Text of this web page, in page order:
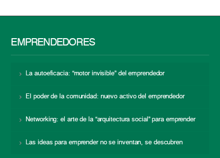
EMPRENDEDORES
La autoeficacia: “motor invisible” del emprendedor
El poder de la comunidad: nuevo activo del emprendedor
Networking: el arte de la “arquitectura social” para emprender
Las ideas para emprender no se inventan, se descubren